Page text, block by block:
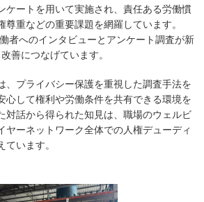
ケートを用いて実施され、責任ある労働慣
重などの重要課題を網羅しています。
者へのインタビューとアンケート調査が新
善につなげています。
、プライバシー保護を重視した調査手法を
心して権利や労働条件を共有できる環境を
対話から得られた知見は、職場のウェルビ
ヤーネットワーク全体での人権デューディ
ています。